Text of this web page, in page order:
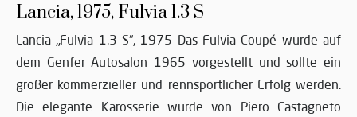
Lancia, 1975, Fulvia 1.3 S
Lancia „Fulvia 1.3 S“, 1975 Das Fulvia Coupé wurde auf
dem Genfer Autosalon 1965 vorgestellt und sollte ein
großer kommerzieller und rennsportlicher Erfolg werden.
Die elegante Karosserie wurde von Piero Castagneto